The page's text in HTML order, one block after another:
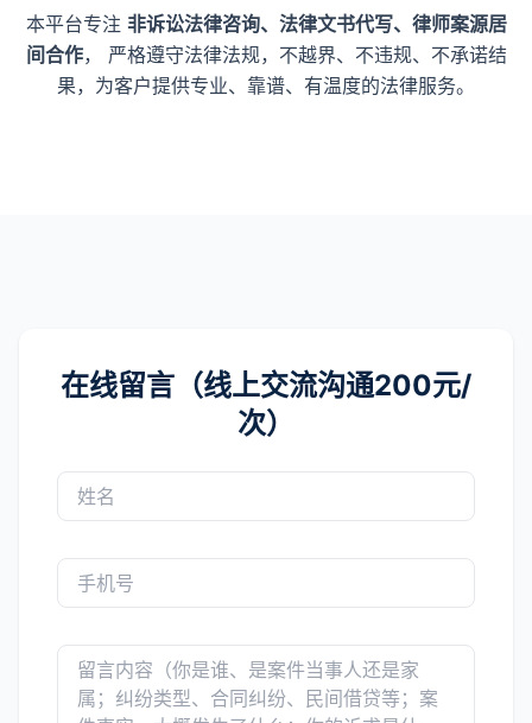
本平台专注 非诉讼法律咨询、法律文书代写、律师案源居
间合作， 严格遵守法律法规，不越界、不违规、不承诺结
果，为客户提供专业、靠谱、有温度的法律服务。
在线留言（线上交流沟通200元/
次）